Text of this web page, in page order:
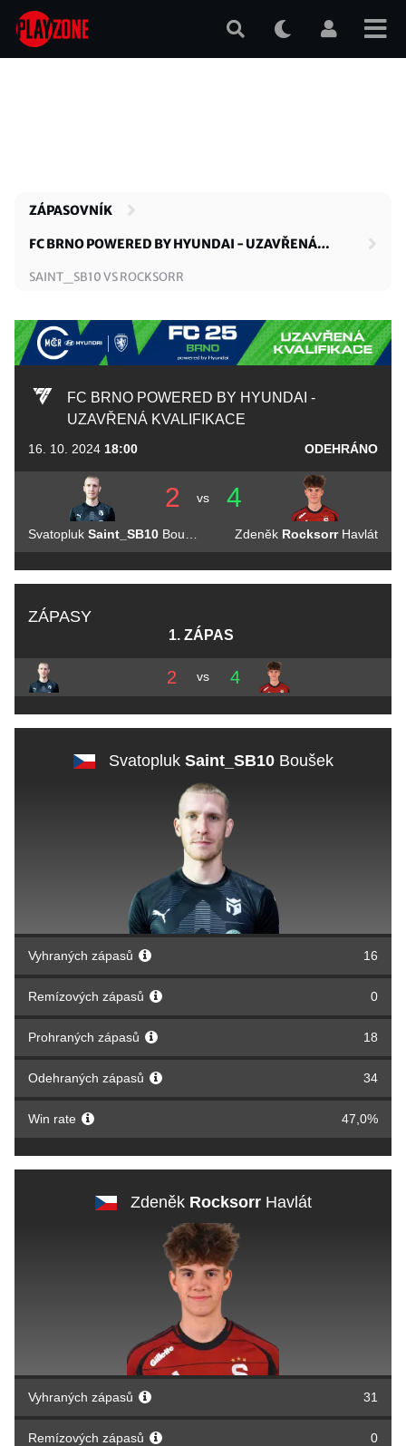
Přejít
hlavnímu
ZÁPASOVNÍK
FC BRNO POWERED BY HYUNDAI - UZAVŘENÁ
SAINT_SB10 VS ROCKSORR
FC BRNO POWERED BY HYUNDAI -
UZAVŘENÁ KVALIFIKACE
16. 10. 2024 18:00 ODEHRÁNO
2 vs 4
Svatopluk Saint_SB10 Boušek Zdeněk RocksorrHavlát
ZÁPASY
1. ZÁPAS
2 vs 4
Svatopluk Saint_SB10Boušek
Vyhraných zápasů 16
Remízových zápasů 0
Prohraných zápasů 18
Odehraných zápasů 34
Win rate 47,0%
Zdeněk RocksorrHavlát
Vyhraných zápasů 31
Remízových zápasů 0